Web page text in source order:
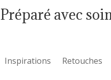
Préparé avec
Inspirations Retouches